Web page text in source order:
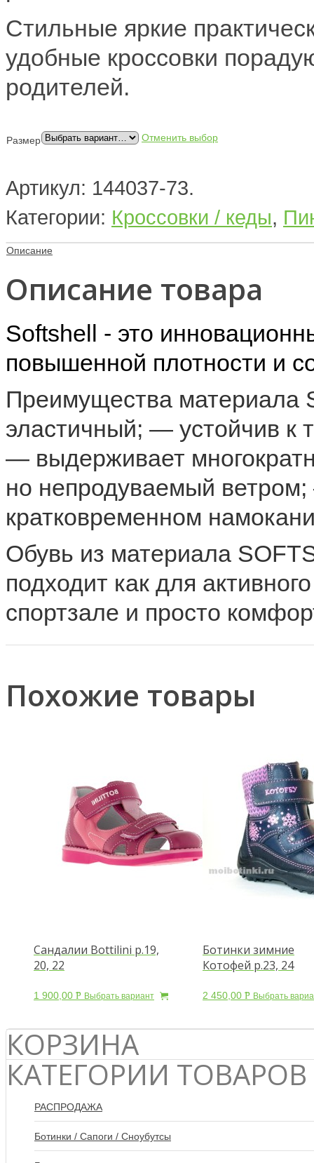
Стильные яркие
удобные кроссовки
родителей.
Размер Отменить выбор
Артикул: 144037-73.
Категории: Кроссовки / кеды,
Описание
Описание товара
Softshell - это
повышенной плотности и
Преимущества материала
эластичный; — устойчив к
— выдерживает
но непродуваемый
кратковременном
Обувь из материала
подходит как для
спортзале и просто
Похожие товары
Сандалии Bottilini р.19,
20, 22
1 900,00 Р Выбрать вариант
Ботинки зимние
Котофей р.23, 24
2 450,00 Р Выбрать
КОРЗИНА
КАТЕГОРИИ ТОВАРОВ
РАСПРОДАЖА
Ботинки / Сапоги / Сноубутсы